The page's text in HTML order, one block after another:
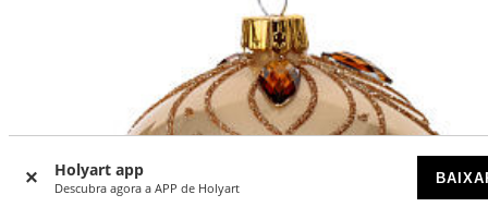
Holyart app
Descubra agora a APP de Holyart